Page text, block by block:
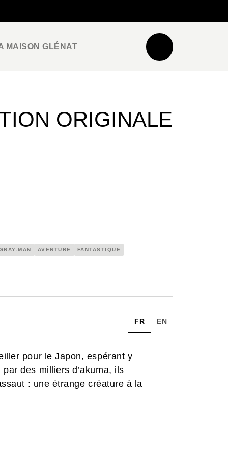
MAISON GLÉNAT
ORIGINALE
MAN AVENTURE FANTASTIQUE
FR EN
pour le Japon, espérant y
des milliers d’akuma, ils
: une étrange créature à la